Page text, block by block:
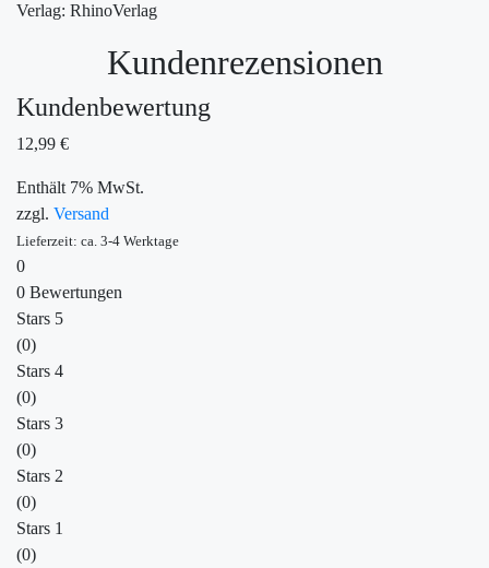
Verlag: RhinoVerlag
Kundenrezensionen
Kundenbewertung
12,99 €
Enthält 7% MwSt.
zzgl. Versand
Lieferzeit: ca. 3-4 Werktage
0
0 Bewertungen
Stars 5
(0)
Stars 4
(0)
Stars 3
(0)
Stars 2
(0)
Stars 1
(0)